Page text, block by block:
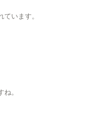
います。
。